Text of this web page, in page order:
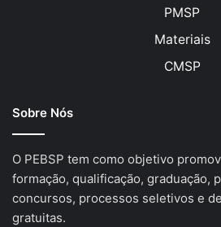
PMSP
Materiais
CMSP
Sobre Nós
O PEBSP tem como objetivo
formação, qualificação, graduação,
concursos, processos seletivos e
gratuitas.